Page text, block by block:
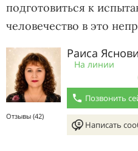
подготовиться к
человечество в это